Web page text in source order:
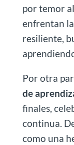
por temor
enfrentan
resiliente,
Por otra
de
finales,
continua.
como una